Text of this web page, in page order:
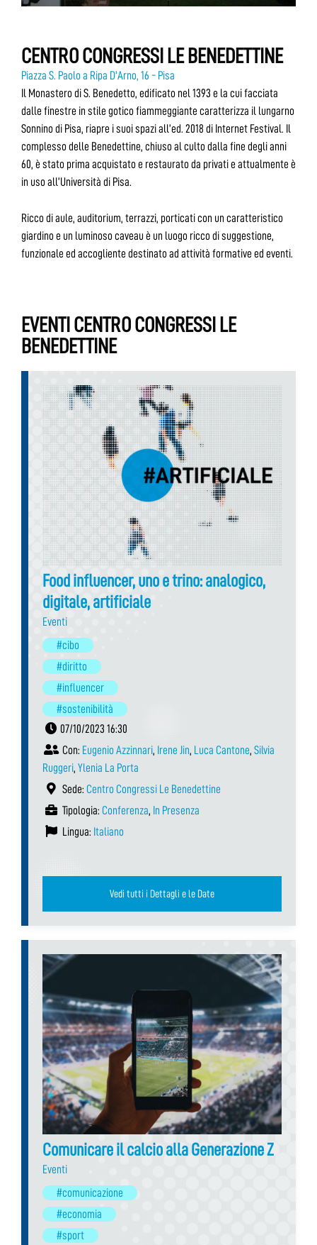
CENTRO CONGRESSI LE BENEDETTINE
Piazza S. Paolo a Ripa D'Arno, 16 - Pisa
Il Monastero di S. Benedetto, edificato nel 1393 e la cui facciata
dalle finestre in stile gotico fiammeggiante caratterizza il lungarno
Sonnino di Pisa, riapre i suoi spazi all’ed. 2018 di Internet Festival. Il
complesso delle Benedettine, chiuso al culto dalla fine degli anni
60, è stato prima acquistato e restaurato da privati e attualmente è
in uso all’Università di Pisa.
Ricco di aule, auditorium, terrazzi, porticati con un caratteristico
giardino e un luminoso caveau è un luogo ricco di suggestione,
funzionale ed accogliente destinato ad attività formative ed eventi.
EVENTI CENTRO CONGRESSI LE
BENEDETTINE
Food influencer, uno e trino: analogico,
digitale, artificiale
Eventi
#cibo
#diritto
#influencer
#sostenibilità
07/10/2023 16:30
Con: Eugenio Azzinnari, Irene Jin, Luca Cantone, Silvia
Ruggeri, Ylenia La Porta
Sede: Centro Congressi Le Benedettine
Tipologia: Conferenza, In Presenza
Lingua: Italiano
Vedi tutti i Dettagli e le Date
Comunicare il calcio alla Generazione Z
Eventi
#comunicazione
#economia
#sport